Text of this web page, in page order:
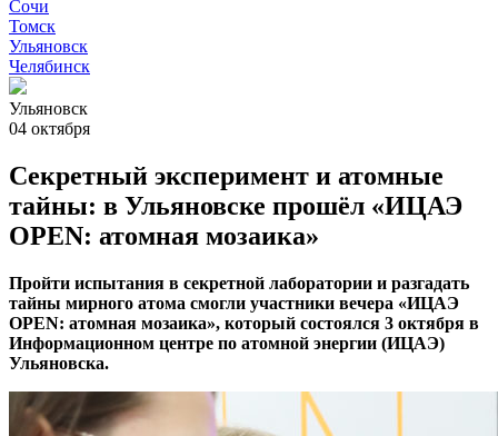
Сочи
Томск
Ульяновск
Челябинск
Ульяновск
04 октября
Секретный эксперимент и атомные
тайны: в Ульяновске прошёл «ИЦАЭ
OPEN: атомная мозаика»
Пройти испытания в секретной лаборатории и разгадать
тайны мирного атома смогли участники вечера «ИЦАЭ
OPEN: атомная мозаика», который состоялся 3 октября в
Информационном центре по атомной энергии (ИЦАЭ)
Ульяновска.